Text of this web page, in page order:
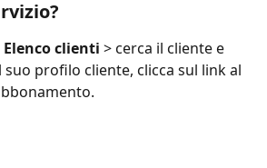
Elenco clienti > cerca il cliente e
suo profilo cliente, clicca sul link al